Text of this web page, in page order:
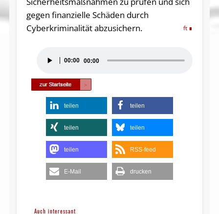
gegen finanzielle Schäden durch
Cyberkriminalität abzusichern.
ft
Player
00:00 00:00
teilen teilen
teilen teilen
teilen RSS-feed
E-Mail drucken
Auch interessant